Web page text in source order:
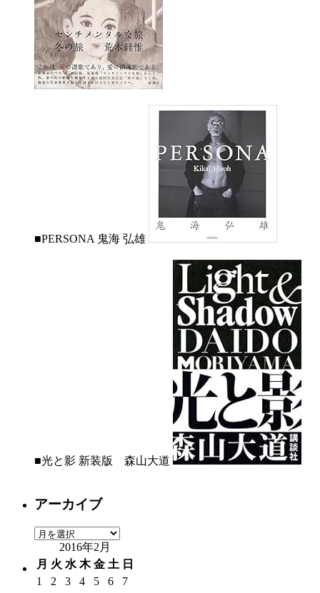
■PERSONA 鬼海 弘雄
■光と影 新装版 森山大道
アーカイブ
ア
カ
イ
2016年2月
月 火 水 木 金 土 日
1
2 3 4 5 6
7